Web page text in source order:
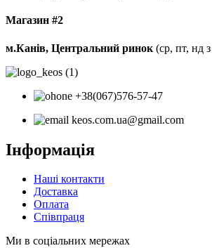
Магазин #2
м.Канів, Центральний ринок (ср, пт, нд
+38(067)576-57-47
keos.com.ua@gmail.com
Інформація
Наші контакти
Доставка
Оплата
Співпраця
Ми в соціальних мережах